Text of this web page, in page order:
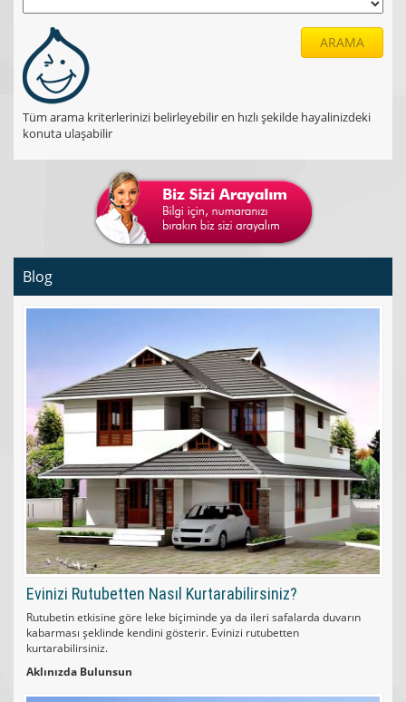
ARAMA
Tüm arama kriterlerinizi belirleyebilir en hızlı şekilde hayalinizdeki
konuta ulaşabilir
Blog
Evinizi Rutubetten Nasıl Kurtarabilirsiniz?
Rutubetin etkisine göre leke biçiminde ya da ileri safalarda duvarın
kabarması şeklinde kendini gösterir. Evinizi rutubetten
kurtarabilirsiniz.
Aklınızda Bulunsun